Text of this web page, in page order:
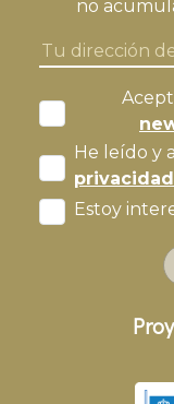
no
He leído y
privacidad
Estoy